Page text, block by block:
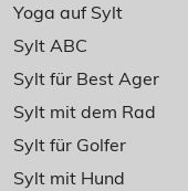
Yoga auf Sylt
Sylt ABC
Sylt für Best Ager
Sylt mit dem Rad
Sylt für Golfer
Sylt mit Hund